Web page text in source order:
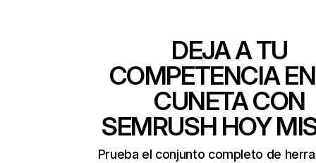
DEJA A TU
COMPETENCIA
CUNETA CON
SEMRUSH HOY
Prueba el conjunto completo de